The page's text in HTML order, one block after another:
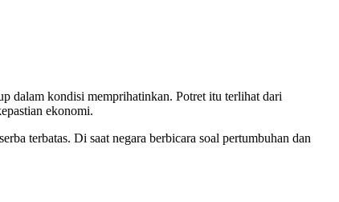
dalam kondisi memprihatinkan. Potret itu terlihat dari
ekonomi.
terbatas. Di saat negara berbicara soal pertumbuhan dan